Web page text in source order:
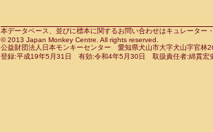
CercopithecidaePapio anubis(0)
CercopithecidaePapio cynocephalus
CercopithecidaePapio hamadryas(0)
CebidaeSaguinus leucopus(0)
CebidaeSaguinus midas(0)
Cebidae Saguinus mystax(0)
本データベース、並びに標本に関するお問い合わせはキュレータ
© 2013 Japan Monkey Centre. All rights reserved.
公益財団法人日本モンキーセンター 愛知県犬山市大字犬山字官
登録:平成19年5月31日 有効:令和4年5月30日 取扱責任者:綿貫宏